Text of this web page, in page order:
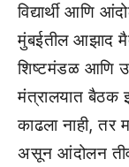
विद्यार्थी आणि
मुंबईतील आझाद
शिष्टमंडळ आणि
मंत्रालयात बैठक
काढला नाही, तर
असून आंदोलन